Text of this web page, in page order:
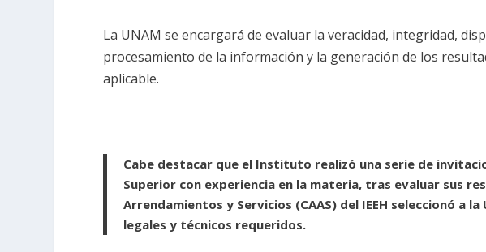
La UNAM se encargará de evaluar la veracidad, integridad,
procesamiento de la información y la generación de los
aplicable.
Cabe destacar que el Instituto realizó una serie de
Superior con experiencia en la materia, tras evaluar sus
Arrendamientos y Servicios (CAAS) del IEEH seleccionó a
legales y técnicos requeridos.